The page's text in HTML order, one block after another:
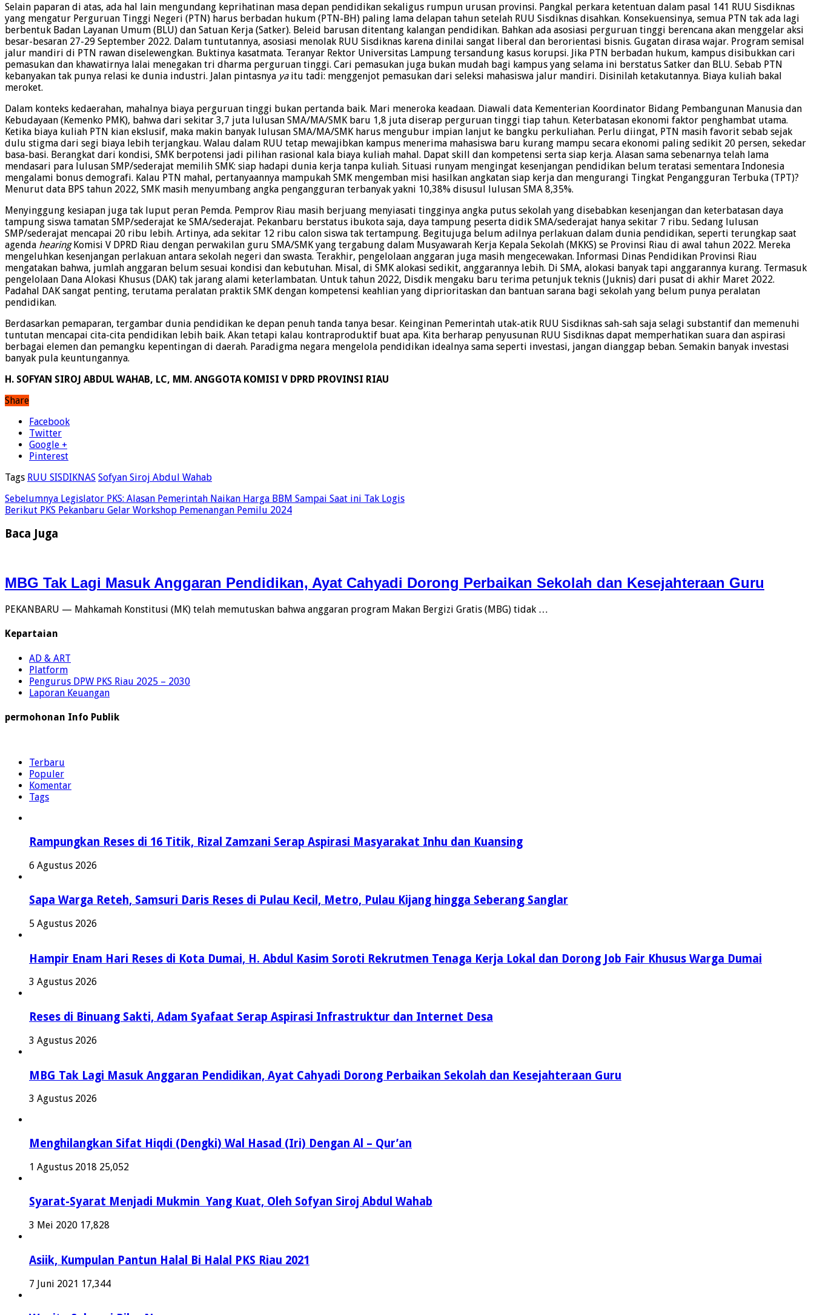
Selain paparan di atas, ada hal lain mengundang keprihatinan masa depan pendidikan sekaligus rumpun urusan provinsi. Pangkal perkara ketentuan dalam pasal 141 RUU Sisdiknas
yang mengatur Perguruan Tinggi Negeri (PTN) harus berbadan hukum (PTN-BH) paling lama delapan tahun setelah RUU Sisdiknas disahkan. Konsekuensinya, semua PTN tak ada lagi
berbentuk Badan Layanan Umum (BLU) dan Satuan Kerja (Satker). Beleid barusan ditentang kalangan pendidikan. Bahkan ada asosiasi perguruan tinggi berencana akan menggelar aksi
besar-besaran 27-29 September 2022. Dalam tuntutannya, asosiasi menolak RUU Sisdiknas karena dinilai sangat liberal dan berorientasi bisnis. Gugatan dirasa wajar. Program semisal
jalur mandiri di PTN rawan diselewengkan. Buktinya kasatmata. Teranyar Rektor Universitas Lampung tersandung kasus korupsi. Jika PTN berbadan hukum, kampus disibukkan cari
pemasukan dan khawatirnya lalai menegakan tri dharma perguruan tinggi. Cari pemasukan juga bukan mudah bagi kampus yang selama ini berstatus Satker dan BLU. Sebab PTN
kebanyakan tak punya relasi ke dunia industri. Jalan pintasnya yaitu tadi: menggenjot pemasukan dari seleksi mahasiswa jalur mandiri. Disinilah ketakutannya. Biaya kuliah bakal
meroket.
Dalam konteks kedaerahan, mahalnya biaya perguruan tinggi bukan pertanda baik. Mari meneroka keadaan. Diawali data Kementerian Koordinator Bidang Pembangunan Manusia dan
Kebudayaan (Kemenko PMK), bahwa dari sekitar 3,7 juta lulusan SMA/MA/SMK baru 1,8 juta diserap perguruan tinggi tiap tahun. Keterbatasan ekonomi faktor penghambat utama.
Ketika biaya kuliah PTN kian ekslusif, maka makin banyak lulusan SMA/MA/SMK harus mengubur impian lanjut ke bangku perkuliahan. Perlu diingat, PTN masih favorit sebab sejak
dulu stigma dari segi biaya lebih terjangkau. Walau dalam RUU tetap mewajibkan kampus menerima mahasiswa baru kurang mampu secara ekonomi paling sedikit 20 persen, sekedar
basa-basi. Berangkat dari kondisi, SMK berpotensi jadi pilihan rasional kala biaya kuliah mahal. Dapat skill dan kompetensi serta siap kerja. Alasan sama sebenarnya telah lama
mendasari para lulusan SMP/sederajat memilih SMK: siap hadapi dunia kerja tanpa kuliah. Situasi runyam mengingat kesenjangan pendidikan belum teratasi sementara Indonesia
mengalami bonus demografi. Kalau PTN mahal, pertanyaannya mampukah SMK mengemban misi hasilkan angkatan siap kerja dan mengurangi Tingkat Pengangguran Terbuka (TPT)?
Menurut data BPS tahun 2022, SMK masih menyumbang angka pengangguran terbanyak yakni 10,38% disusul lulusan SMA 8,35%.
Menyinggung kesiapan juga tak luput peran Pemda. Pemprov Riau masih berjuang menyiasati tingginya angka putus sekolah yang disebabkan kesenjangan dan keterbatasan daya
tampung siswa tamatan SMP/sederajat ke SMA/sederajat. Pekanbaru berstatus ibukota saja, daya tampung peserta didik SMA/sederajat hanya sekitar 7 ribu. Sedang lulusan
SMP/sederajat mencapai 20 ribu lebih. Artinya, ada sekitar 12 ribu calon siswa tak tertampung. Begitujuga belum adilnya perlakuan dalam dunia pendidikan, seperti terungkap saat
agenda hearingKomisi V DPRD Riau dengan perwakilan guru SMA/SMK yang tergabung dalam Musyawarah Kerja Kepala Sekolah (MKKS) se Provinsi Riau di awal tahun 2022. Mereka
mengeluhkan kesenjangan perlakuan antara sekolah negeri dan swasta. Terakhir, pengelolaan anggaran juga masih mengecewakan. Informasi Dinas Pendidikan Provinsi Riau
mengatakan bahwa, jumlah anggaran belum sesuai kondisi dan kebutuhan. Misal, di SMK alokasi sedikit, anggarannya lebih. Di SMA, alokasi banyak tapi anggarannya kurang. Termasuk
pengelolaan Dana Alokasi Khusus (DAK) tak jarang alami keterlambatan. Untuk tahun 2022, Disdik mengaku baru terima petunjuk teknis (Juknis) dari pusat di akhir Maret 2022.
Padahal DAK sangat penting, terutama peralatan praktik SMK dengan kompetensi keahlian yang diprioritaskan dan bantuan sarana bagi sekolah yang belum punya peralatan
pendidikan.
Berdasarkan pemaparan, tergambar dunia pendidikan ke depan penuh tanda tanya besar. Keinginan Pemerintah utak-atik RUU Sisdiknas sah-sah saja selagi substantif dan memenuhi
tuntutan mencapai cita-cita pendidikan lebih baik. Akan tetapi kalau kontraproduktif buat apa. Kita berharap penyusunan RUU Sisdiknas dapat memperhatikan suara dan aspirasi
berbagai elemen dan pemangku kepentingan di daerah. Paradigma negara mengelola pendidikan idealnya sama seperti investasi, jangan dianggap beban. Semakin banyak investasi
banyak pula keuntungannya.
H. SOFYAN SIROJ ABDUL WAHAB, LC, MM. ANGGOTA KOMISI V DPRD PROVINSI RIAU
Share
Facebook
Twitter
Google +
Pinterest
Tags RUU SISDIKNAS Sofyan Siroj Abdul Wahab
Sebelumnya Legislator PKS: Alasan Pemerintah Naikan Harga BBM Sampai Saat ini Tak Logis
Berikut PKS Pekanbaru Gelar Workshop Pemenangan Pemilu 2024
Baca Juga
MBG Tak Lagi Masuk Anggaran Pendidikan, Ayat Cahyadi Dorong Perbaikan Sekolah dan Kesejahteraan Guru
PEKANBARU — Mahkamah Konstitusi (MK) telah memutuskan bahwa anggaran program Makan Bergizi Gratis (MBG) tidak …
Kepartaian
AD & ART
Platform
Pengurus DPW PKS Riau 2025 – 2030
Laporan Keuangan
permohonan Info Publik
Terbaru
Populer
Komentar
Tags
Rampungkan Reses di 16 Titik, Rizal Zamzani Serap Aspirasi Masyarakat Inhu dan Kuansing
6 Agustus 2026
Sapa Warga Reteh, Samsuri Daris Reses di Pulau Kecil, Metro, Pulau Kijang hingga Seberang Sanglar
5 Agustus 2026
Hampir Enam Hari Reses di Kota Dumai, H. Abdul Kasim Soroti Rekrutmen Tenaga Kerja Lokal dan Dorong Job Fair Khusus Warga Dumai
3 Agustus 2026
Reses di Binuang Sakti, Adam Syafaat Serap Aspirasi Infrastruktur dan Internet Desa
3 Agustus 2026
MBG Tak Lagi Masuk Anggaran Pendidikan, Ayat Cahyadi Dorong Perbaikan Sekolah dan Kesejahteraan Guru
3 Agustus 2026
Menghilangkan Sifat Hiqdi (Dengki) Wal Hasad (Iri) Dengan Al – Qur’an
1 Agustus 2018 25,052
Syarat-Syarat Menjadi Mukmin Yang Kuat, Oleh Sofyan Siroj Abdul Wahab
3 Mei 2020 17,828
Asiik, Kumpulan Pantun Halal Bi Halal PKS Riau 2021
7 Juni 2021 17,344